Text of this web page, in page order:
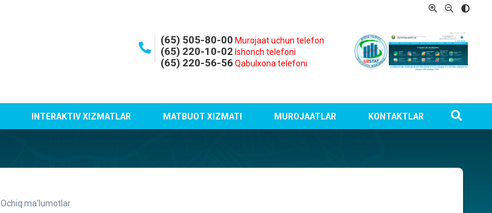
(65) 505-80-00 Murojaat uchun telefon
(65) 220-10-02 Ishonch telefoni
(65) 220-56-56 Qabulxona telefoni
INTERAKTIV XIZMATLAR MATBUOT XIZMATI MUROJAATLAR KONTAKTLAR
Ochiq ma'lumotlar